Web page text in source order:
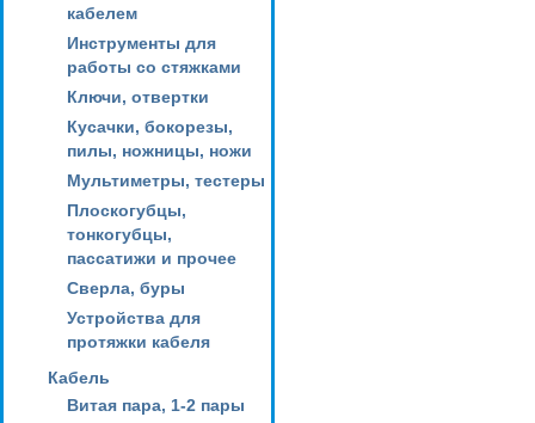
кабелем
Инструменты для
работы со стяжками
Ключи, отвертки
Кусачки, бокорезы,
пилы, ножницы, ножи
Мультиметры, тестеры
Плоскогубцы,
тонкогубцы,
пассатижи и прочее
Сверла, буры
Устройства для
протяжки кабеля
Кабель
Витая пара, 1-2 пары